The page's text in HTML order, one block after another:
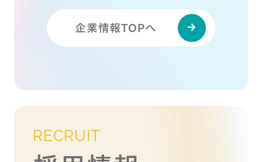
企業情報TOPへ
RECRUIT